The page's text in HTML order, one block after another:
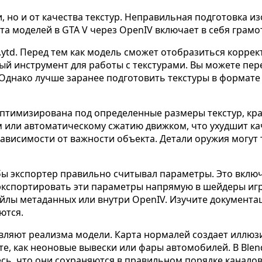
и от качества текстур. Неправильная подготовка
в GTA V через OpenIV включает в себя
Перед тем как модель сможет отобразиться
инструмент для работы с текстурами. Вы можете
лучше заранее подготовить текстуры в
под определенные размеры текстур,
автоматическому сжатию движком, что ухудшит
от важности объекта. Детали оружия
правильно считывал параметры. Это
эти параметры напрямую в шейдеры
метаданных или внутри OpenIV. Изучите
реализма модели. Карта нормалей создает
как неоновые вывески или фары автомобилей. В